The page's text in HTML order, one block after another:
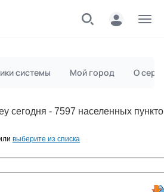
системы Мой город О
сегодня - 7597 населенных
выберите из списка